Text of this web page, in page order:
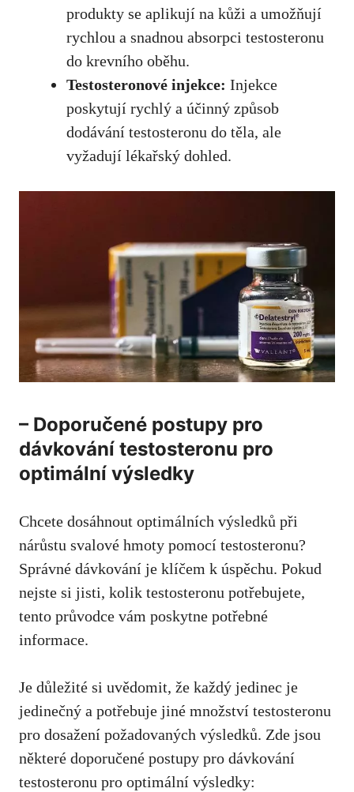
produkty se aplikují‌ na kůži a umožňují
rychlou a snadnou absorpci testosteronu
⁣do‌ krevního oběhu.
Testosteronové injekce: Injekce
poskytují rychlý​ a účinný způsob
dodávání​ testosteronu do těla, ale
vyžadují lékařský dohled.
– Doporučené postupy pro
dávkování testosteronu pro
optimální výsledky
Chcete dosáhnout optimálních výsledků při
nárůstu svalové hmoty pomocí testosteronu?
Správné dávkování je klíčem k‌ úspěchu. Pokud
nejste si jisti, kolik testosteronu potřebujete,
tento průvodce vám poskytne potřebné
informace.
Je důležité​ si uvědomit, že každý jedinec je
jedinečný a potřebuje jiné množství⁣ testosteronu
pro dosažení požadovaných výsledků. Zde jsou
některé doporučené postupy pro dávkování
testosteronu pro‌ optimální výsledky: